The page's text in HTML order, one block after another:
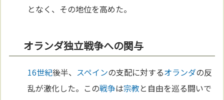
となく、その地位を高めた。
オランダ独立戦争への関与
16世紀後半、 スペインの支配に対するオランダの反
乱が激化した。この戦争は宗教と自由を巡る闘いで